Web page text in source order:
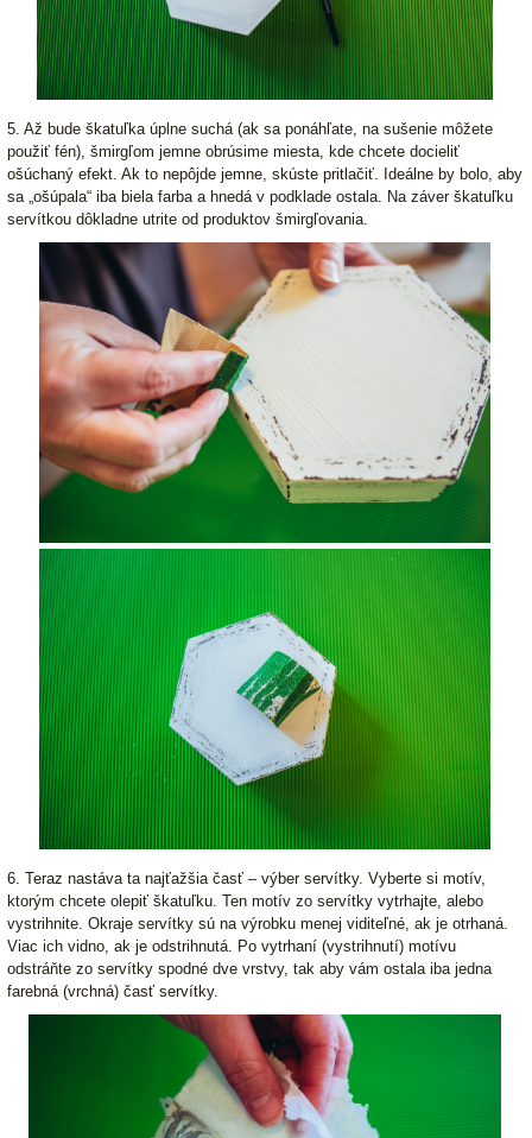
5. Až bude škatuľka úplne suchá (ak sa ponáhľate, na sušenie môžete
použiť fén), šmirgľom jemne obrúsime miesta, kde chcete docieliť
ošúchaný efekt. Ak to nepôjde jemne, skúste pritlačiť. Ideálne by bolo, aby
sa „ošúpala“ iba biela farba a hnedá v podklade ostala. Na záver škatuľku
servítkou dôkladne utrite od produktov šmirgľovania.
6. Teraz nastáva ta najťažšia časť – výber servítky. Vyberte si motív,
ktorým chcete olepiť škatuľku. Ten motív zo servítky vytrhajte, alebo
vystrihnite. Okraje servítky sú na výrobku menej viditeľné, ak je otrhaná.
Viac ich vidno, ak je odstrihnutá. Po vytrhaní (vystrihnutí) motívu
odstráňte zo servítky spodné dve vrstvy, tak aby vám ostala iba jedna
farebná (vrchná) časť servítky.